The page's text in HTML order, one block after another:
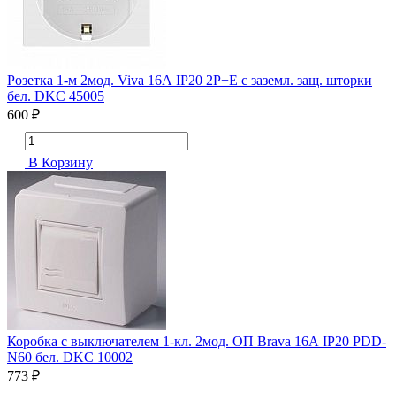
Розетка 1-м 2мод. Viva 16А IP20 2P+E с заземл. защ. шторки
бел. DKC 45005
600 ₽
В Корзину
Коробка с выключателем 1-кл. 2мод. ОП Brava 16А IP20 PDD-
N60 бел. DKC 10002
773 ₽